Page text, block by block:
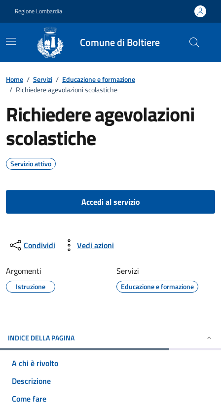
Regione Lombardia
Comune di Boltiere
Home / Servizi / Educazione e formazione
/ Richiedere agevolazioni scolastiche
Richiedere agevolazioni
scolastiche
Servizio attivo
Accedi al servizio
Condividi Vedi azioni
Argomenti
Istruzione
Servizi
Educazione e formazione
INDICE DELLA PAGINA
A chi è rivolto
Descrizione
Come fare